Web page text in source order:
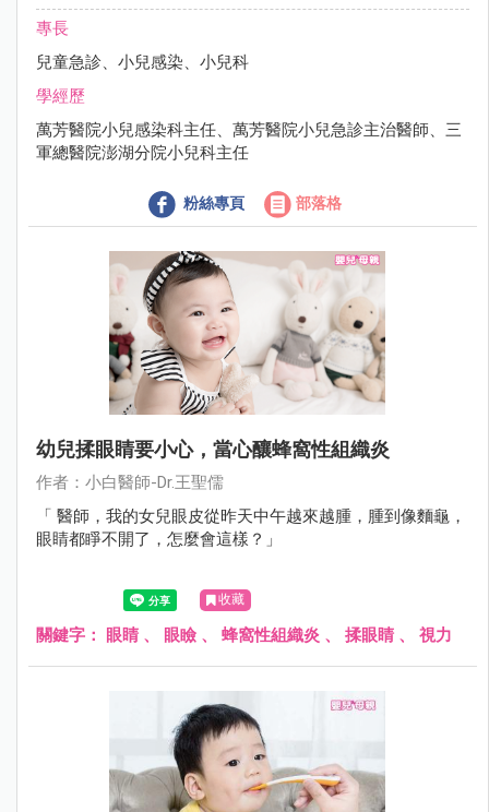
專長
兒童急診、小兒感染、小兒科
學經歷
萬芳醫院小兒感染科主任、萬芳醫院小兒急診主治醫師、三
軍總醫院澎湖分院小兒科主任
粉絲專頁 部落格
幼兒揉眼睛要小心，當心釀蜂窩性組織炎
作者：小白醫師-Dr.王聖儒
「 醫師，我的女兒眼皮從昨天中午越來越腫，腫到像麵龜，
眼睛都睜不開了，怎麼會這樣？」
收藏
關鍵字： 眼睛 、 眼瞼 、 蜂窩性組織炎 、 揉眼睛 、 視力